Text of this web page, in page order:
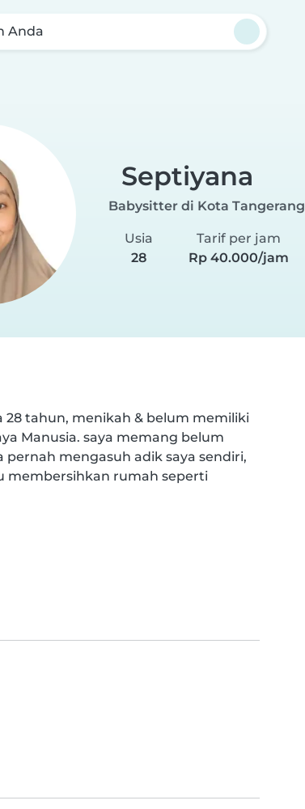
Anda
Septiyana
Babysitter di Kota Tangerang
Usia
28
Tarif per jam
Rp 40.000/jam
tahun, menikah & belum memiliki
Manusia. saya memang belum
mengasuh adik saya sendiri,
membersihkan rumah seperti